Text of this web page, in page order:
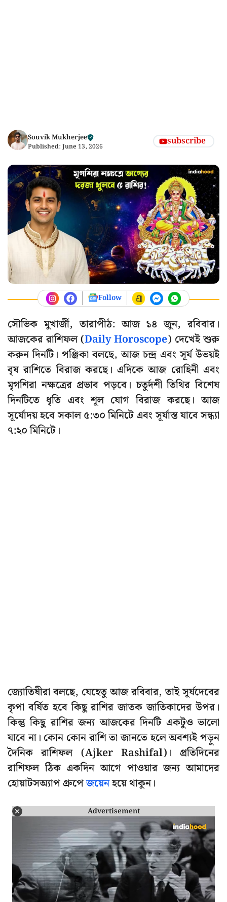
Souvik Mukherjee
Published: June 13, 2026 subscribe
Follow
সৌভিক মুখার্জী, তারাপীঠ: আজ ১৪ জুন, রবিবার।
আজকের রাশিফল (Daily Horoscope) দেখেই শুরু
করুন দিনটি। পঞ্জিকা বলছে, আজ চন্দ্র এবং সূর্য উভয়ই
বৃষ রাশিতে বিরাজ করছে। এদিকে আজ রোহিনী এবং
মৃগশিরা নক্ষত্রের প্রভাব পড়বে। চতুর্দশী তিথির বিশেষ
দিনটিতে ধৃতি এবং শূল যোগ বিরাজ করছে। আজ
সূর্যোদয় হবে সকাল ৫:৩০ মিনিটে এবং সূর্যাস্ত যাবে সন্ধ্যা
৭:২০ মিনিটে।
জ্যোতিষীরা বলছে, যেহেতু আজ রবিবার, তাই সূর্যদেবের
কৃপা বর্ষিত হবে কিছু রাশির জাতক জাতিকাদের উপর।
কিন্তু কিছু রাশির জন্য আজকের দিনটি একটুও ভালো
যাবে না। কোন কোন রাশি তা জানতে হলে অবশ্যই পড়ুন
দৈনিক রাশিফল (Ajker Rashifal)। প্রতিদিনের
রাশিফল ঠিক একদিন আগে পাওয়ার জন্য আমাদের
হোয়াটসঅ্যাপ গ্রুপেজয়েনহয়ে থাকুন।
Advertisement